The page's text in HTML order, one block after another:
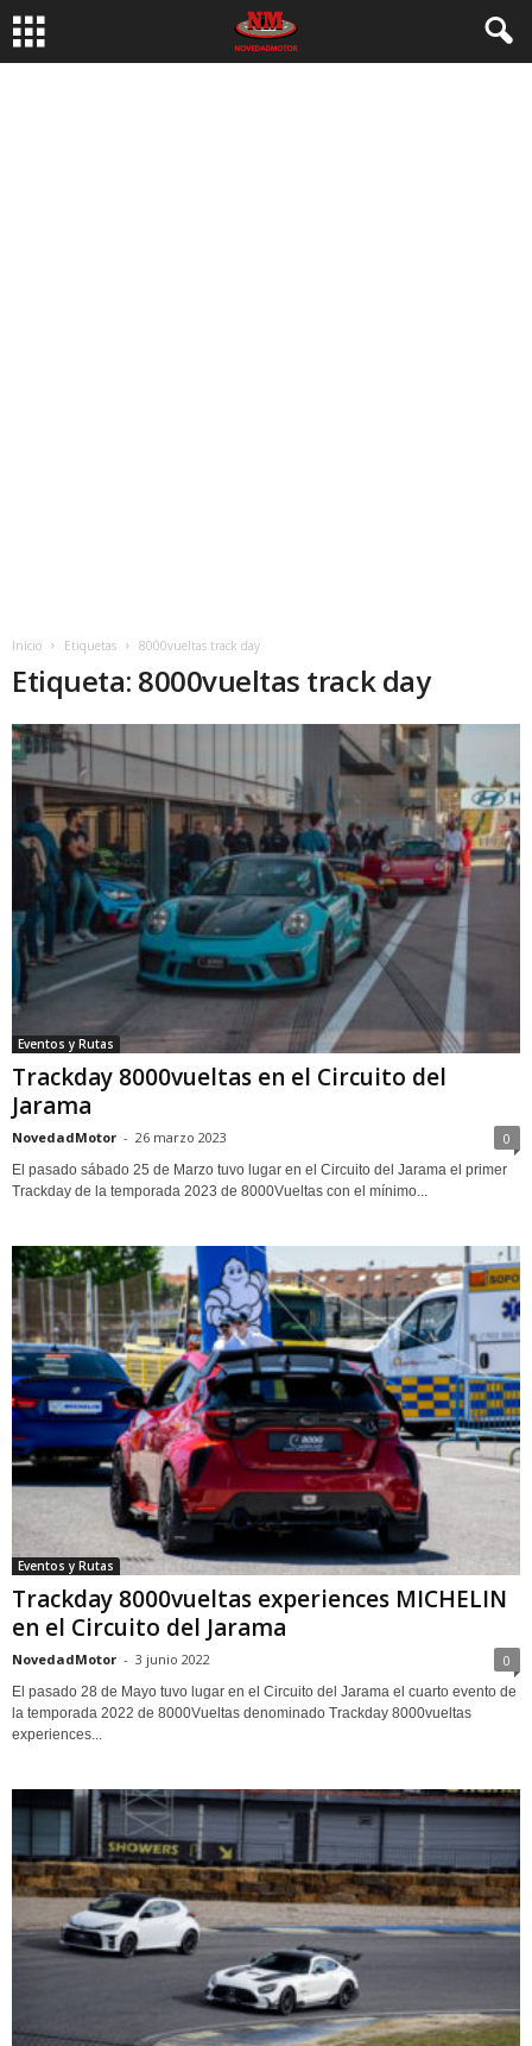
Inicio Etiquetas 8000vueltas track day
Etiqueta: 8000vueltas track day
Eventos y Rutas
Trackday 8000vueltas en el Circuito del
Jarama
NovedadMotor - 26 marzo 2023 0
El pasado sábado 25 de Marzo tuvo lugar en el Circuito del Jarama el primer
Trackday de la temporada 2023 de 8000Vueltas con el mínimo...
Eventos y Rutas
Trackday 8000vueltas experiences MICHELIN
en el Circuito del Jarama
NovedadMotor - 3 junio 2022 0
El pasado 28 de Mayo tuvo lugar en el Circuito del Jarama el cuarto evento de
la temporada 2022 de 8000Vueltas denominado Trackday 8000vueltas
experiences...